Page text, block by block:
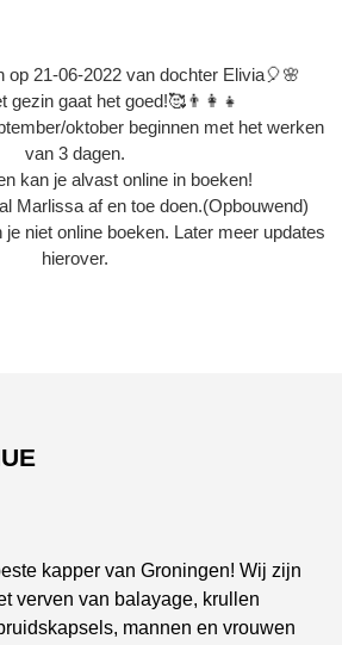
op 21-06-2022 van dochter Elivia🎈🌸
gezin gaat het goed!🥰👨‍👩‍👧
oktober beginnen met het werken
van 3 dagen.
kan je alvast online in boeken!
Marlissa af en toe doen.(Opbouwend)
je niet online boeken. Later meer updates
hierover.
kapper van Groningen! Wij zijn
verven van balayage, krullen
mannen en vrouwen